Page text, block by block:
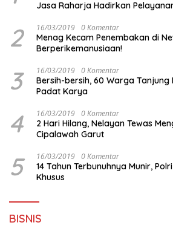
Jasa Raharja Hadirkan
2 16/03/2019 0 Komentar
Menag Kecam Penembakan di
Berperikemanusiaan!
3 16/03/2019 0 Komentar
Bersih-bersih, 60 Warga
Padat Karya
4 16/03/2019 0 Komentar
2 Hari Hilang, Nelayan Tewas
Cipalawah Garut
5 16/03/2019 0 Komentar
14 Tahun Terbunuhnya Munir,
Khusus
BISNIS